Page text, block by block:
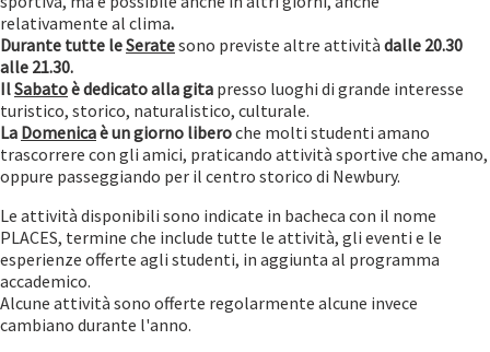
relativamente al clima.
Durante tutte leSeratesono previste altre attività dalle 20.30
alle 21.30.
IlSabatoè dedicato alla gita presso luoghi di grande interesse
turistico, storico, naturalistico, culturale.
La Domenicaè un giorno liberoche molti studenti amano
trascorrere con gli amici, praticando attività sportive che amano,
oppure passeggiando per il centro storico di Newbury.
Le attività disponibili sono indicate in bacheca con il nome
PLACES, termine che include tutte le attività, gli eventi e le
esperienze offerte agli studenti, in aggiunta al programma
accademico.
Alcune attività sono offerte regolarmente alcune invece
cambiano durante l'anno.